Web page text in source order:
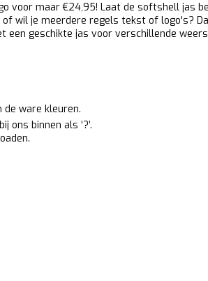
maar €24,95! Laat de softshell jas
wil je meerdere regels tekst of logo's?
geschikte jas voor verschillende
ware kleuren.
binnen als ‘?’.